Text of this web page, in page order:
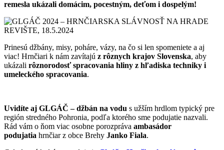
remesla ukázali domácim, pocestným, deťom i dospelým!
Prinesú džbány, misy, poháre, vázy, na čo si len spomeniete a aj
viac! Hrnčiari k nám zavítajú z rôznych krajov Slovenska, aby
ukázali rôznorodosť spracovania hliny z hľadiska techniky i
umeleckého spracovania.
Uvidíte aj GLGÁČ – džbán na vodu s užším hrdlom typický pre
región stredného Pohronia, podľa ktorého sme podujatie nazvali.
Rád vám o ňom viac osobne porozpráva ambasádor
podujatia hrnčiar z obce Brehy Janko Fiala.